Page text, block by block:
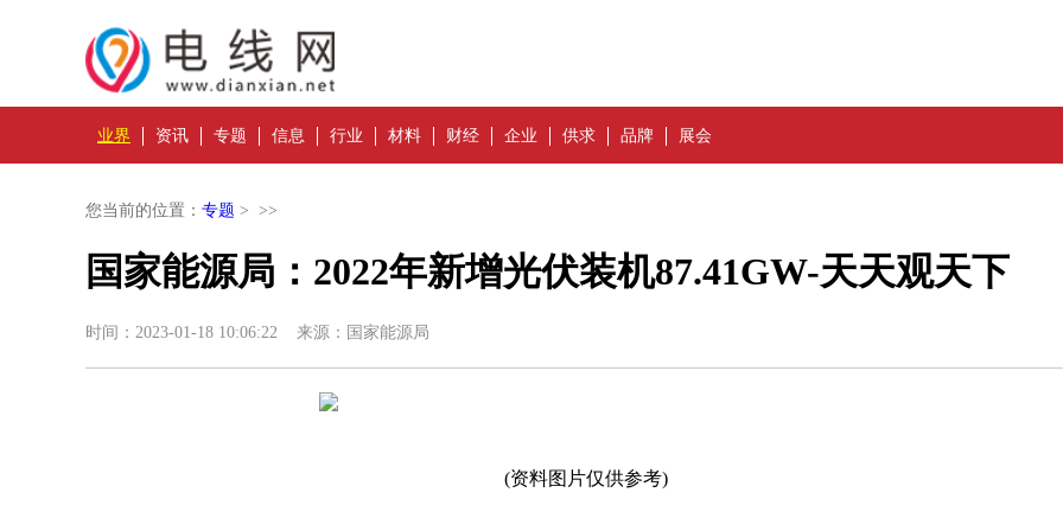
业界 资讯 专题 信息 行业 材料 财经 企业 供求 品牌 展会
您当前的位置： 专题 > >>
国家能源局：2022年新增光伏装机87.41GW-天天观天下
时间：2023-01-18 10:06:22 来源：国家能源局
(资料图片仅供参考)